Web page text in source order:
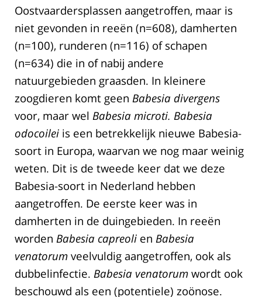
Oostvaardersplassen aangetroffen, maar is
niet gevonden in reeën (n=608), damherten
(n=100), runderen (n=116) of schapen
(n=634) die in of nabij andere
natuurgebieden graasden. In kleinere
zoogdieren komt geen Babesia divergens
voor, maar wel Babesia microti. Babesia
odocoilei is een betrekkelijk nieuwe Babesia-
soort in Europa, waarvan we nog maar weinig
weten. Dit is de tweede keer dat we deze
Babesia-soort in Nederland hebben
aangetroffen. De eerste keer was in
damherten in de duingebieden. In reeën
worden Babesia capreoli en Babesia
venatorum veelvuldig aangetroffen, ook als
dubbelinfectie. Babesia venatorum wordt ook
beschouwd als een (potentiele) zoönose.